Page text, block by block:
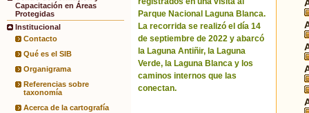
Capacitación en Áreas
Protegidas
Institucional
Contacto
Qué es el SIB
Organigrama
Referencias sobre
taxonomía
Acerca de la cartografía
Parque Nacional Laguna Blanca.
La recorrida se realizó el día 14
de septiembre de 2022 y abarcó
la Laguna Antiñir, la Laguna
Verde, la Laguna Blanca y los
caminos internos que las
conectan.